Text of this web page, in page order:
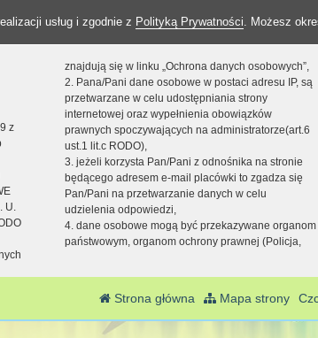
usług i zgodnie z Polityką Prywatności. Możesz
z
U.
znajdują się w linku „Ochrona danych osobowych”,
2. Pana/Pani dane osobowe w postaci adresu IP, są
przetwarzane w celu udostępniania strony
internetowej oraz wypełnienia obowiązków
prawnych spoczywających na administratorze(art.6
ust.1 lit.c RODO),
3. jeżeli korzysta Pan/Pani z odnośnika na stronie
będącego adresem e-mail placówki to zgadza się
Pan/Pani na przetwarzanie danych w celu
udzielenia odpowiedzi,
4. dane osobowe mogą być przekazywane organom
państwowym, organom ochrony prawnej (Policja,
Strona główna Mapa strony